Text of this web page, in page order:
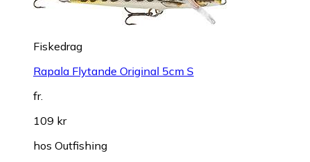
Fiskedrag
Rapala Flytande Original 5cm S
fr.
109 kr
hos Outfishing